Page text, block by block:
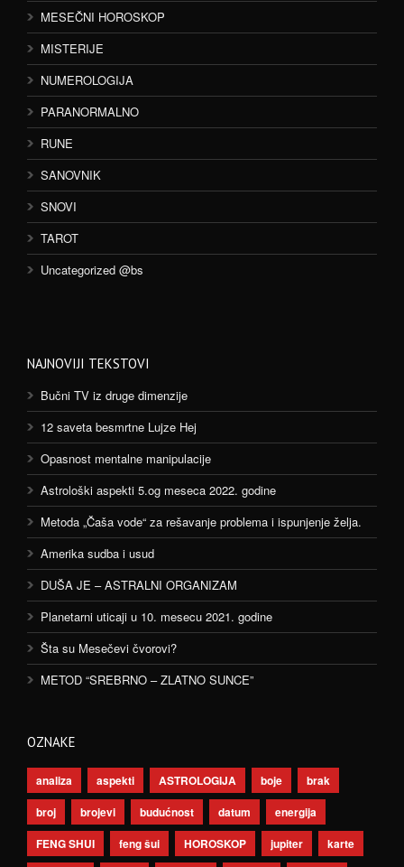
MESEČNI HOROSKOP
MISTERIJE
NUMEROLOGIJA
PARANORMALNO
RUNE
SANOVNIK
SNOVI
TAROT
Uncategorized @bs
NAJNOVIJI TEKSTOVI
Bučni TV iz druge dimenzije
12 saveta besmrtne Lujze Hej
Opasnost mentalne manipulacije
Astrološki aspekti 5.og meseca 2022. godine
Metoda „Čaša vode“ za rešavanje problema i ispunjenje želja.
Amerika sudba i usud
DUŠA JE – ASTRALNI ORGANIZAM
Planetarni uticaji u 10. mesecu 2021. godine
Šta su Mesečevi čvorovi?
METOD “SREBRNO – ZLATNO SUNCE”
OZNAKE
analiza aspekti ASTROLOGIJA boje
brak
broj
brojevi budućnost datum
energija
FENG SHUI
feng šui HOROSKOP jupiter karte